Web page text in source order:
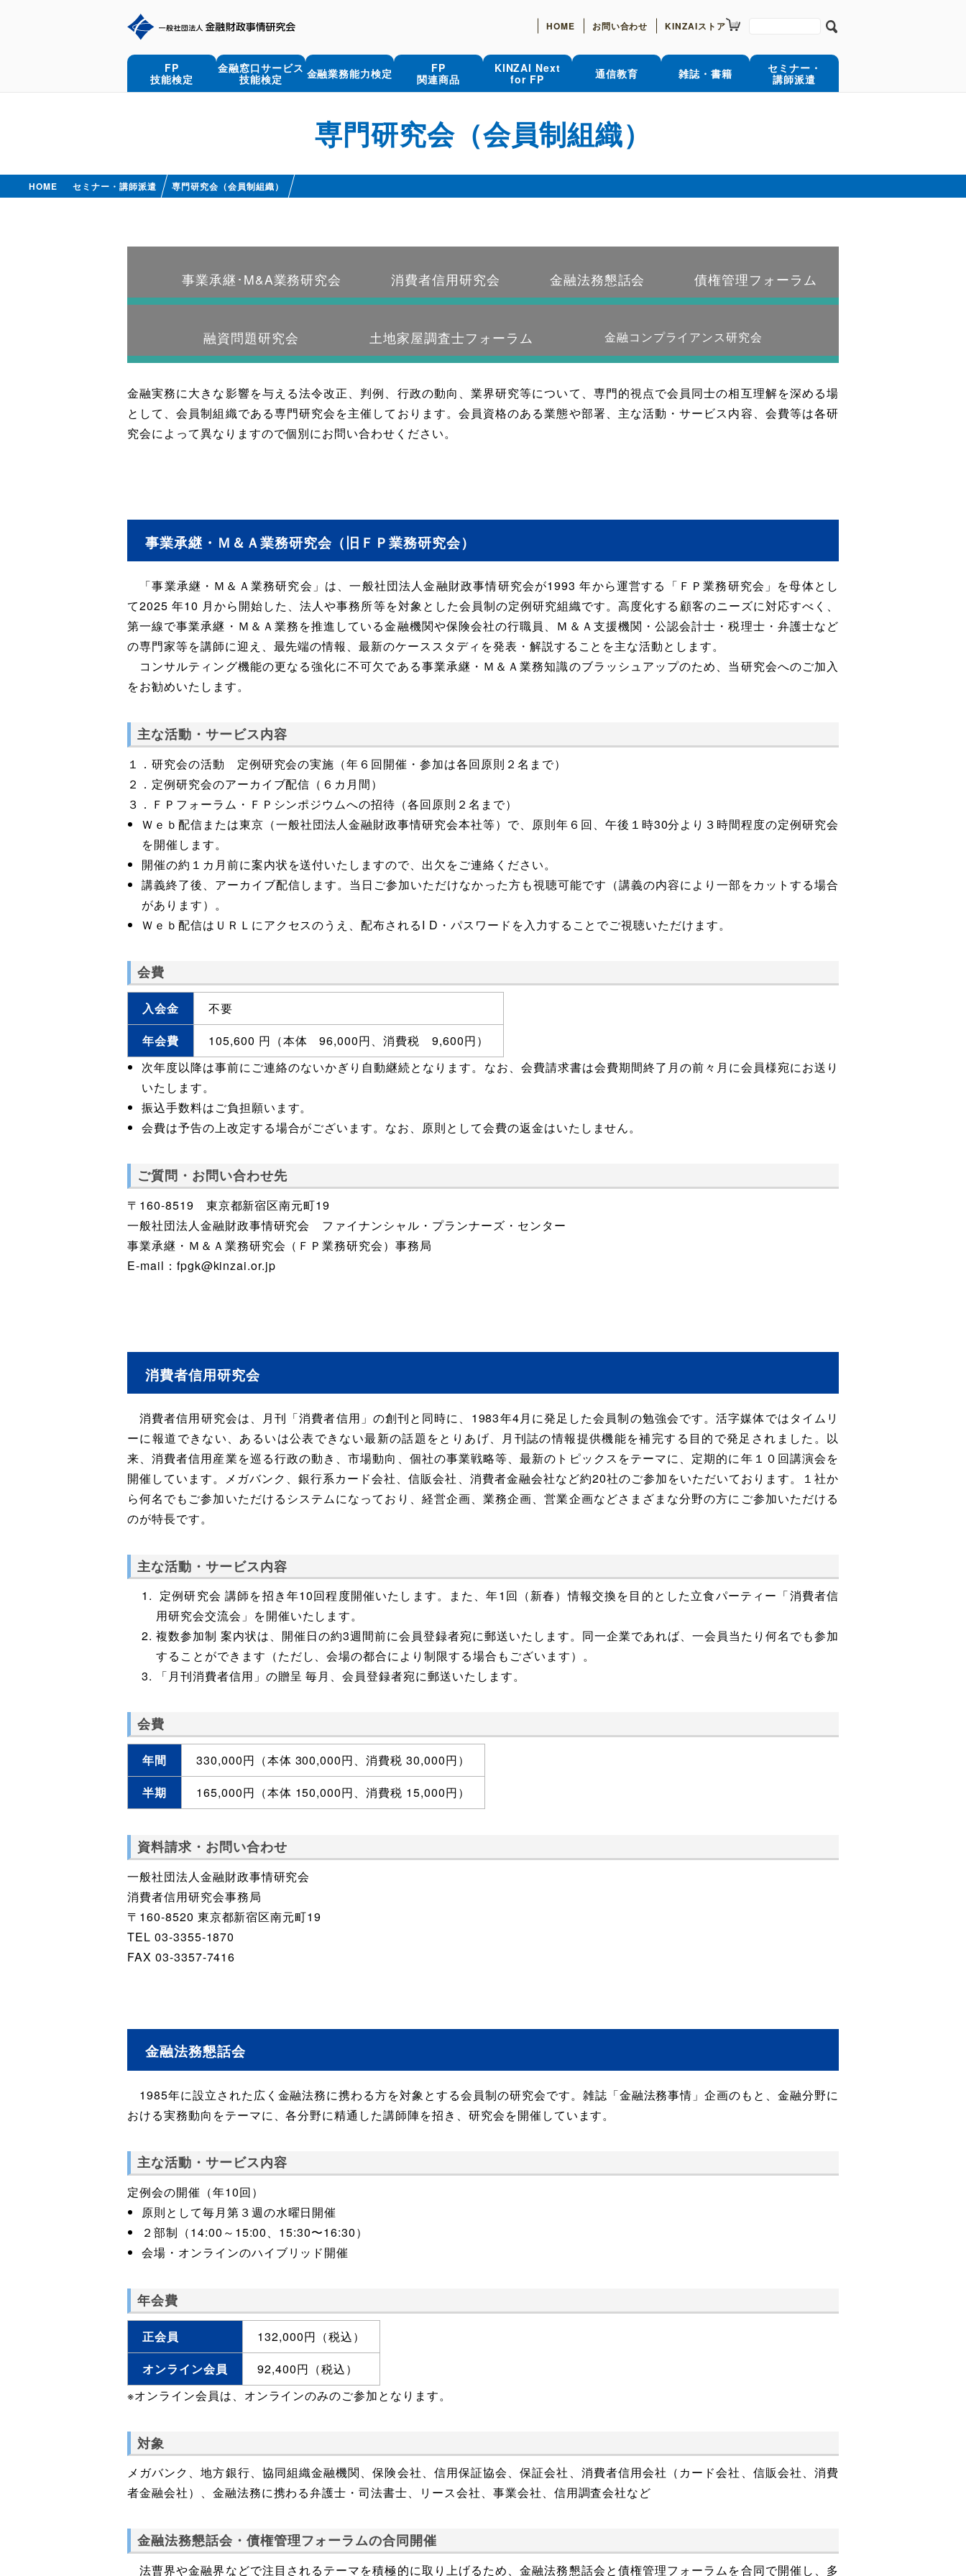
HOME お問い合わせ KINZAIストア
FP
技能検定
金融窓口サービス
技能検定
金融業務能力検定
FP
関連商品
KINZAI Next
for FP
通信教育 雑誌・書籍
セミナー・
講師派遣
専門研究会（会員制組織）
HOME セミナー・講師派遣 専門研究会（会員制組織）
事業承継･M&A業務研究会 消費者信用研究会 金融法務懇話会 債権管理フォーラム
融資問題研究会 土地家屋調査士フォーラム 金融コンプライアンス研究会
金融実務に大きな影響を与える法令改正、判例、行政の動向、業界研究等について、専門的視点で会員同士の相互理解を深める場
として、会員制組織である専門研究会を主催しております。会員資格のある業態や部署、主な活動・サービス内容、会費等は各研
究会によって異なりますので個別にお問い合わせください。
事業承継・Ｍ＆Ａ業務研究会（旧ＦＰ業務研究会）
「事業承継・Ｍ＆Ａ業務研究会」は、一般社団法人金融財政事情研究会が1993 年から運営する「ＦＰ業務研究会」を母体とし
て2025 年10 月から開始した、法人や事務所等を対象とした会員制の定例研究組織です。高度化する顧客のニーズに対応すべく、
第一線で事業承継・Ｍ＆Ａ業務を推進している金融機関や保険会社の行職員、Ｍ＆Ａ支援機関・公認会計士・税理士・弁護士など
の専門家等を講師に迎え、最先端の情報、最新のケーススタディを発表・解説することを主な活動とします。
コンサルティング機能の更なる強化に不可欠である事業承継・Ｍ＆Ａ業務知識のブラッシュアップのため、当研究会へのご加入
をお勧めいたします。
主な活動・サービス内容
１．研究会の活動 定例研究会の実施（年６回開催・参加は各回原則２名まで）
２．定例研究会のアーカイブ配信（６カ月間）
３．ＦＰフォーラム・ＦＰシンポジウムへの招待（各回原則２名まで）
Ｗｅｂ配信または東京（一般社団法人金融財政事情研究会本社等）で、原則年６回、午後１時30分より３時間程度の定例研究会
を開催します。
開催の約１カ月前に案内状を送付いたしますので、出欠をご連絡ください。
講義終了後、アーカイブ配信します。当日ご参加いただけなかった方も視聴可能です（講義の内容により一部をカットする場合
があります）。
Ｗｅｂ配信はＵＲＬにアクセスのうえ、配布されるI D・パスワードを入力することでご視聴いただけます。
会費
入会金
不要
年会費
105,600 円（本体 96,000円、消費税 9,600円）
次年度以降は事前にご連絡のないかぎり自動継続となります。なお、会費請求書は会費期間終了月の前々月に会員様宛にお送り
いたします。
振込手数料はご負担願います。
会費は予告の上改定する場合がございます。なお、原則として会費の返金はいたしません。
ご質問・お問い合わせ先
〒160-8519 東京都新宿区南元町19
一般社団法人金融財政事情研究会 ファイナンシャル・プランナーズ・センター
事業承継・Ｍ＆Ａ業務研究会（ＦＰ業務研究会）事務局
E-mail：fpgk@kinzai.or.jp
消費者信用研究会
消費者信用研究会は、月刊「消費者信用」の創刊と同時に、1983年4月に発足した会員制の勉強会です。活字媒体ではタイムリ
ーに報道できない、あるいは公表できない最新の話題をとりあげ、月刊誌の情報提供機能を補完する目的で発足されました。以
来、消費者信用産業を巡る行政の動き、市場動向、個社の事業戦略等、最新のトピックスをテーマに、定期的に年１０回講演会を
開催しています。メガバンク、銀行系カード会社、信販会社、消費者金融会社など約20社のご参加をいただいております。１社か
ら何名でもご参加いただけるシステムになっており、経営企画、業務企画、営業企画などさまざまな分野の方にご参加いただける
のが特長です。
主な活動・サービス内容
定例研究会 講師を招き年10回程度開催いたします。また、年1回（新春）情報交換を目的とした立食パーティー「消費者信
用研究会交流会」を開催いたします。
複数参加制 案内状は、開催日の約3週間前に会員登録者宛に郵送いたします。同一企業であれば、一会員当たり何名でも参加
することができます（ただし、会場の都合により制限する場合もございます）。
「月刊消費者信用」の贈呈 毎月、会員登録者宛に郵送いたします。
会費
年間
330,000円（本体 300,000円、消費税 30,000円）
半期
165,000円（本体 150,000円、消費税 15,000円）
資料請求・お問い合わせ
一般社団法人金融財政事情研究会
消費者信用研究会事務局
〒160-8520 東京都新宿区南元町19
TEL 03-3355-1870
FAX 03-3357-7416
金融法務懇話会
1985年に設立された広く金融法務に携わる方を対象とする会員制の研究会です。雑誌「金融法務事情」企画のもと、金融分野に
おける実務動向をテーマに、各分野に精通した講師陣を招き、研究会を開催しています。
主な活動・サービス内容
定例会の開催（年10回）
原則として毎月第３週の水曜日開催
２部制（14:00～15:00、15:30〜16:30）
会場・オンラインのハイブリッド開催
年会費
正会員
132,000円（税込）
オンライン会員
92,400円（税込）
※オンライン会員は、オンラインのみのご参加となります。
対象
メガバンク、地方銀行、協同組織金融機関、保険会社、信用保証協会、保証会社、消費者信用会社（カード会社、信販会社、消費
者金融会社）、金融法務に携わる弁護士・司法書士、リース会社、事業会社、信用調査会社など
金融法務懇話会・債権管理フォーラムの合同開催
法曹界や金融界などで注目されるテーマを積極的に取り上げるため、金融法務懇話会と債権管理フォーラムを合同で開催し、多